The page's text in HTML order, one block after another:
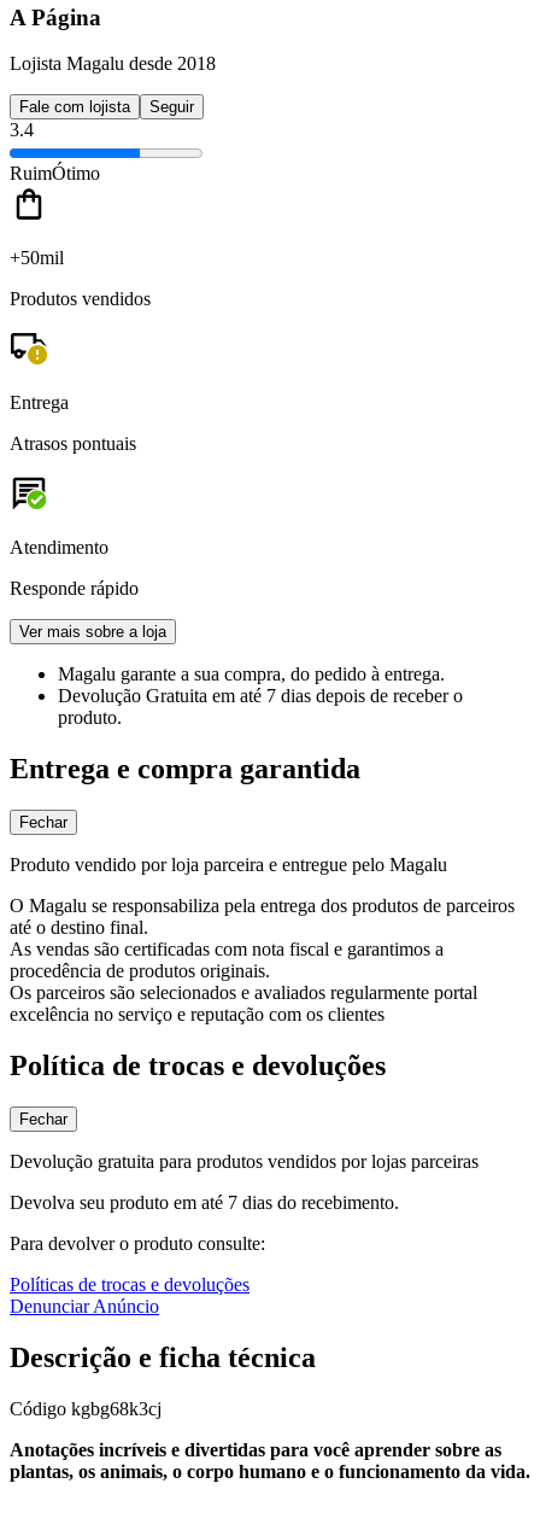
A Página
Lojista Magalu desde 2018
Fale com lojista Seguir
3.4
RuimÓtimo
+50mil
Produtos vendidos
Entrega
Atrasos pontuais
Atendimento
Responde rápido
Ver mais sobre a loja
Magalu garante a sua compra, do pedido à entrega.
Devolução Gratuita em até 7 dias depois de receber o
produto.
Entrega e compra garantida
Fechar
Produto vendido por loja parceira e entregue pelo Magalu
O Magalu se responsabiliza pela entrega dos produtos de parceiros
até o destino final.
As vendas são certificadas com nota fiscal e garantimos a
procedência de produtos originais.
Os parceiros são selecionados e avaliados regularmente portal
excelência no serviço e reputação com os clientes
Política de trocas e devoluções
Fechar
Devolução gratuita para produtos vendidos por lojas parceiras
Devolva seu produto em até 7 dias do recebimento.
Para devolver o produto consulte:
Políticas de trocas e devoluções
Denunciar Anúncio
Descrição e ficha técnica
Código kgbg68k3cj
Anotações incríveis e divertidas para você aprender sobre as
plantas, os animais, o corpo humano e o funcionamento da vida.